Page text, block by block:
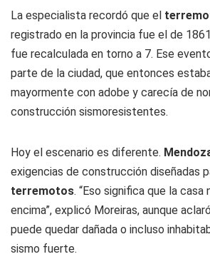
La especialista recordó que el
registrado en la provincia fue el de
fue recalculada en torno a 7. Ese
parte de la ciudad, que entonces
mayormente con adobe y carecía de
construcción sismoresistentes.
Hoy el escenario es diferente.
exigencias de construcción diseñadas
terremotos. “Eso significa que la casa
encima”, explicó Moreiras, aunque
puede quedar dañada o incluso
sismo fuerte.